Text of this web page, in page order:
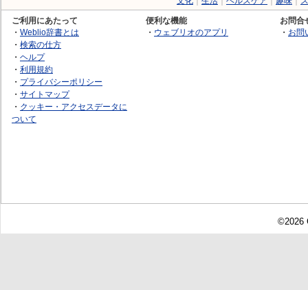
ご利用にあたって
・ Weblio辞書とは
・ 検索の仕方
・ ヘルプ
・ 利用規約
・ プライバシーポリシー
・ サイトマップ
・ クッキー・アクセスデータに
ついて
便利な機能
・ ウェブリオのアプリ
お問合
・ お問
©2026